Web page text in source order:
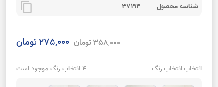
شناسه محصول 37194
content_copy
358,000 تومان 275,000 تومان
انتخاب انتخاب رنگ 4 انتخاب رنگ موجود است